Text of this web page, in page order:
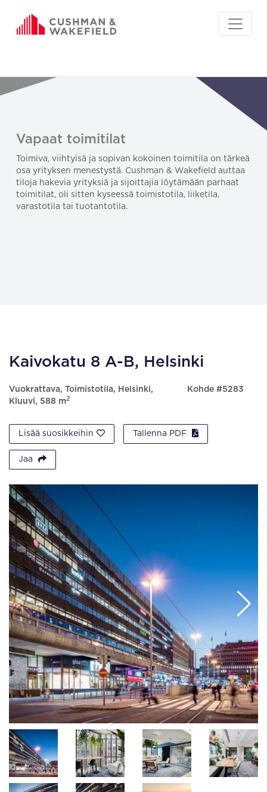
Vapaat toimitilat
Toimiva, viihtyisä ja sopivan kokoinen toimitila on tärkeä
osa yrityksen menestystä. Cushman & Wakefield auttaa
tiloja hakevia yrityksiä ja sijoittajia löytämään parhaat
toimitilat, oli sitten kyseessä toimistotila, liiketila,
varastotila tai tuotantotila.
Kaivokatu 8 A-B, Helsinki
Vuokrattava, Toimistotila, Helsinki,
Kluuvi, 588 m2
Kohde #5283
Lisää suosikkeihin Tallenna PDF
Jaa